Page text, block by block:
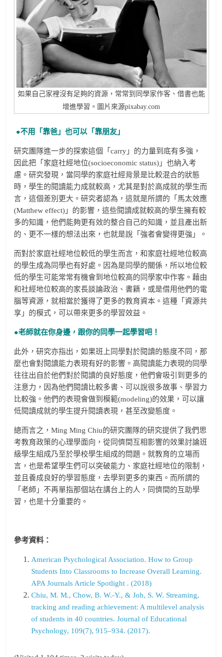
如果自己家裡沒有足夠的資源，常常到同學家作客、借書也能
增進學習。圖片來源pixabay.com
●不用「靠爸」也可以「靠朋友」
研究團隊進一步的探索這個「carry」的力量到底有多強，
因此把「家庭社經地位(socioeconomic status)」也納入考
慮。研究發現，當同學的家庭社經背景是比較混合的狀態
時，學生的閱讀能力成就較高，尤其是對於高成就的學生而
言，這個差別更大。研究者認為，這就是所謂的「馬太效應
(Matthew effect)」的影響，這些閱讀成就較高的學生擁有較
多的知識，他們能夠更有效的整合自己的知識，並且產出新
的、更不一樣的想法出來，也就是說「強者會變得更強」。
而對於家庭社經地位較低的學生而言，和家庭社經地位較高
的學生成為同學也有好處。因為是同學的關係，所以地位較
低的學生可能常常有機會到地位較高的同學家中作客。藉由
和社經地位較高的家長談論政治、書籍，或是借用他們的電
腦等資源，就相當於獲得了更多的教育資本。這種「資源共
享」的模式，可以帶來更多的學習效益。
●老師就在你身邊，跟你的同學一起學習吧！
此外，研究亦指出，如果班上同學對於閱讀的態度不同，那
麼也會對閱讀能力表現有好的影響。高閱讀能力表現的同學
往往出自於他們對於閱讀的良好態度，他們會吸引到更多的
注意力，因為他們閱讀比較多書、可以說很多故事、學習力
比較強。他們的表現會做到模範(modeling)的效果，可以讓
低閱讀成就的學生提升閱讀表現，甚至改變態度。
總而言之，Ming Ming Chiu的研究團隊的研究提供了我們思
考教育政策的心理學面向，從同儕間互相影響的效果討論班
級學生組成乃至於學校學生組成的問題。就教育的立場而
言，也是希望學生們可以突破能力、家庭社經地位的限制，
並且養成良好的學習態度，去學到更多的東西。而所謂的
「老師」不再單指那個站在講台上的人，同儕間的互助學
習，也是十分重要的。
參考資料：
American Psychological Association. How to Group
Students Into Classrooms to Increase Overall Learning.
APA Journals Article Spotlight . (2018)
Chiu, M. M., Chow, B. W.-Y., & Joh, S. W. Streaming,
tracking and reading achievement: A multilevel analysis
of students in 40 countries. Journal of Educational
Psychology, 109(7), 915–934. (2017).